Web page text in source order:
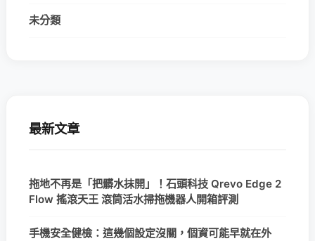
未分類
最新文章
拖地不再是「把髒水抹開」！石頭科技 Qrevo Edge 2
Flow 搖滾天王 滾筒活水掃拖機器人開箱評測
手機安全健檢：這幾個設定沒關，個資可能早就在外